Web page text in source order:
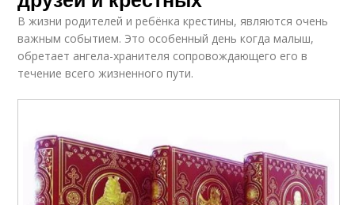
В жизни родителей и ребёнка крестины, являются очень
важным событием. Это особенный день когда малыш,
обретает ангела-хранителя сопровождающего его в
течение всего жизненного пути.